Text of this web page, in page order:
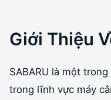
Giới Thiệu
SABARU là một
trong lĩnh vực máy